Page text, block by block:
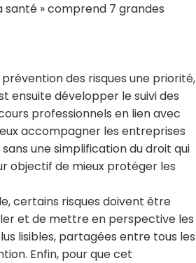
santé » comprend 7 grandes
des risques une priorité,
ensuite développer le suivi des
professionnels en lien avec
accompagner les entreprises
une simplification du droit qui
objectif de mieux protéger les
certains risques doivent être
et de mettre en perspective les
lisibles, partagées entre tous les
Enfin, pour que cet